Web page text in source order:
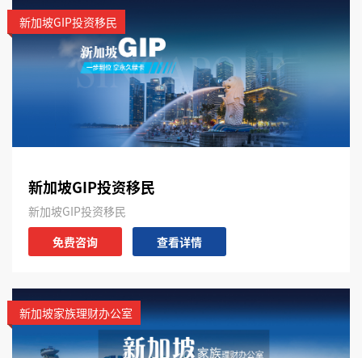
新加坡GIP投资移民
新加坡GIP投资移民
新加坡GIP投资移民
免费咨询
查看详情
新加坡家族理财办公室